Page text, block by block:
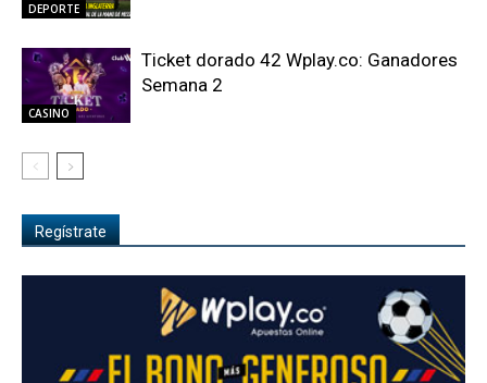
DEPORTE
CASINO
Ticket dorado 42 Wplay.co: Ganadores
Semana 2
Regístrate